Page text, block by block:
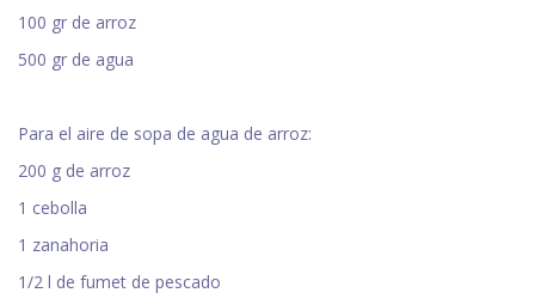
100 gr de arroz
500 gr de agua
Para el aire de sopa de agua de arroz:
200 g de arroz
1 cebolla
1 zanahoria
1/2 l de fumet de pescado